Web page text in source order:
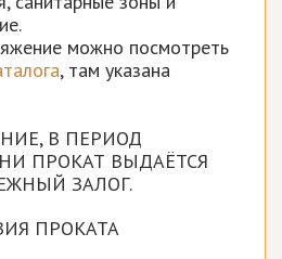
можно посмотреть
, там указана
В ПЕРИОД
ПРОКАТ ВЫДАЁТСЯ
ЗАЛОГ.
ПРОКАТА